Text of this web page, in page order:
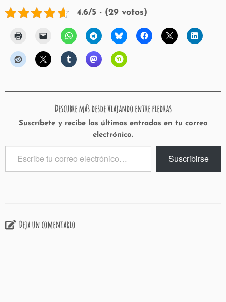
4.6/5 - (29 votos)
Descubre más desde Viajando entre piedras
Suscríbete y recibe las últimas entradas en tu correo
electrónico.
correo
Suscribirse
Deja un comentario